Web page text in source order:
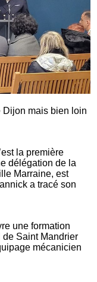
Dijon mais bien loin
la première
délégation de la
Marraine, est
a tracé son
une formation
de Saint Mandrier
mécanicien